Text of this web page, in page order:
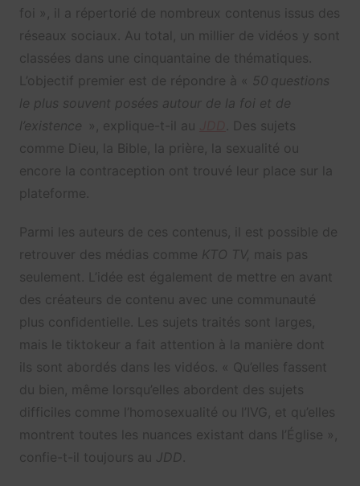
foi », il a répertorié de nombreux contenus issus des
réseaux sociaux. Au total, un millier de vidéos y sont
classées dans une cinquantaine de thématiques.
L’objectif premier est de répondre à «
50 questions
le plus souvent posées autour de la foi et de
l’existence », explique-t-il au
. Des sujets
comme Dieu, la Bible, la prière, la sexualité ou
encore la contraception ont trouvé leur place sur la
plateforme.
Parmi les auteurs de ces contenus, il est possible de
retrouver des médias comme KTO TV, mais pas
seulement. L’idée est également de mettre en avant
des créateurs de contenu avec une communauté
plus confidentielle. Les sujets traités sont larges,
mais le tiktokeur a fait attention à la manière dont
ils sont abordés dans les vidéos. « Qu’elles fassent
du bien, même lorsqu’elles abordent des sujets
difficiles comme l’homosexualité ou l’IVG, et qu’elles
montrent toutes les nuances existant dans l’Église »,
confie-t-il toujours au JDD